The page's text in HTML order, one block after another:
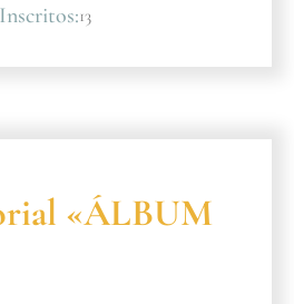
Inscritos:13
«ÁLBUM